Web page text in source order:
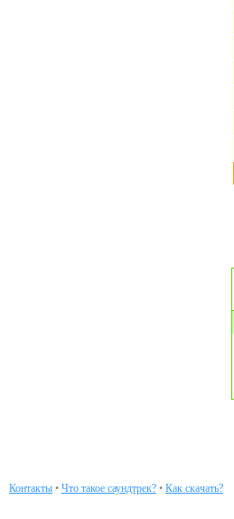
Контакты • Что такое саундтрек? • Как скачать?